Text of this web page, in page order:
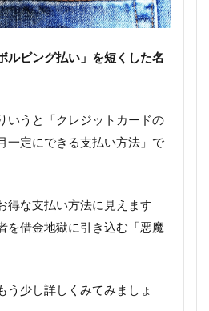
ルビング払い」を短くした名
いうと「クレジットカードの
一定にできる支払い方法」で
得な支払い方法に見えます
を借金地獄に引き込む「悪魔
う少し詳しくみてみましょ